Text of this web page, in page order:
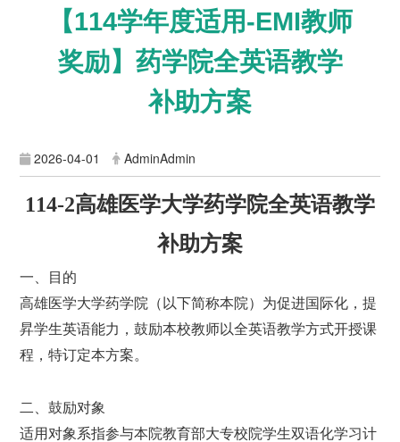
【114学年度适用-EMI教师
奖励】药学院全英语教学
补助方案
2026-04-01 AdminAdmin
114-2高雄医学大学药学院全英语教学
补助方案
一、目的
高雄医学大学药学院（以下简称本院）为促进国际化，提
昇学生英语能力，鼓励本校教师以全英语教学方式开授课
程，特订定本方案。
二、鼓励对象
适用对象系指参与本院教育部大专校院学生双语化学习计